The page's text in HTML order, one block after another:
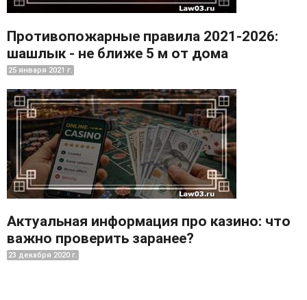
Противопожарные правила 2021-2026:
шашлык - не ближе 5 м от дома
25 января 2021 г.
Актуальная информация про казино: что
важно проверить заранее?
23 декабря 2020 г.